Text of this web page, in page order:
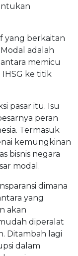
yang berkaitan
adalah
memicu
ke titik
pasar itu. Isu
peran
Termasuk
kemungkinan
bisnis negara
modal.
dimana
yang
akan
diperalat
Ditambah lagi
dalam